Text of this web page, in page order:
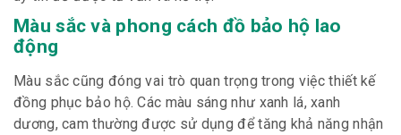
Màu sắc và phong cách đồ bảo hộ lao
động
Màu sắc cũng đóng vai trò quan trọng trong việc thiết kế
đồng phục bảo hộ. Các màu sáng như xanh lá, xanh
dương, cam thường được sử dụng để tăng khả năng nhận